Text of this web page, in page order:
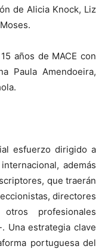
de Alicia Knock, Liz
años de MACE con
Paula Amendoeira,
esfuerzo dirigido a
además
que traerán
directores
profesionales
Una estrategia clave
portuguesa del